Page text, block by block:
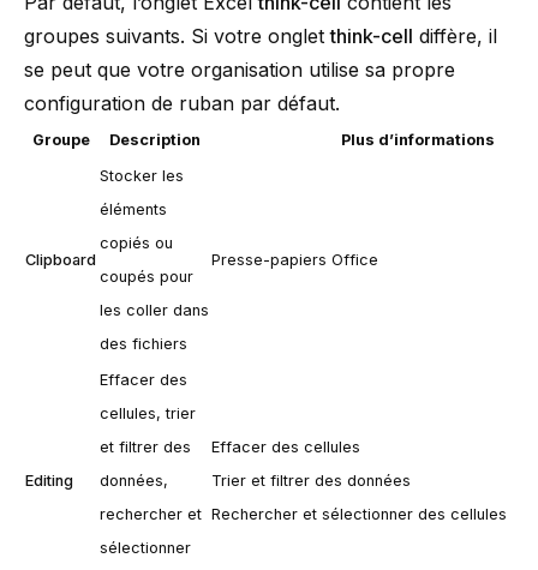
groupes suivants. Si votre ongletthink-cell diffère, il
se peut que votre organisation utilise sa propre
configuration de ruban par défaut.
Groupe Description Plus d’informations
Clipboard
Stocker les
éléments
copiés ou
coupés pour
les coller dans
des fichiers
Presse-papiers Office
Editing
Effacer des
cellules, trier
et filtrer des
données,
rechercher et
sélectionner
Effacer des cellules
Trier et filtrer des données
Rechercher et sélectionner des cellules